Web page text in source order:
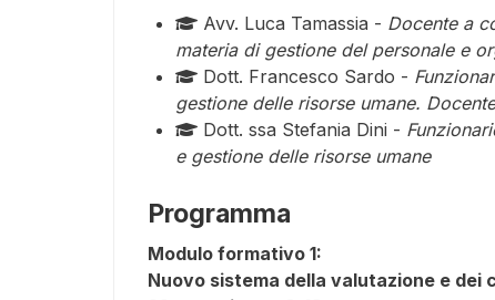
Avv. Luca Tamassia - Docente a
materia di gestione del personale e
Dott. Francesco Sardo -
gestione delle risorse umane.
Dott. ssa Stefania Dini -
e gestione delle risorse umane
Programma
Modulo formativo 1:
Nuovo sistema della valutazione e dei